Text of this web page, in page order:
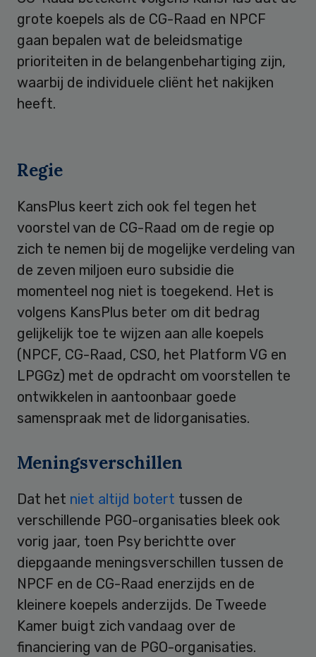
grote koepels als de CG-Raad en NPCF
gaan bepalen wat de beleidsmatige
prioriteiten in de belangenbehartiging zijn,
waarbij de individuele cliënt het nakijken
heeft.
Regie
KansPlus keert zich ook fel tegen het
voorstel van de CG-Raad om de regie op
zich te nemen bij de mogelijke verdeling van
de zeven miljoen euro subsidie die
momenteel nog niet is toegekend. Het is
volgens KansPlus beter om dit bedrag
gelijkelijk toe te wijzen aan alle koepels
(NPCF, CG-Raad, CSO, het Platform VG en
LPGGz) met de opdracht om voorstellen te
ontwikkelen in aantoonbaar goede
samenspraak met de lidorganisaties.
Meningsverschillen
Dat het niet altijd botert tussen de
verschillende PGO-organisaties bleek ook
vorig jaar, toen Psy berichtte over
diepgaande meningsverschillen tussen de
NPCF en de CG-Raad enerzijds en de
kleinere koepels anderzijds. De Tweede
Kamer buigt zich vandaag over de
financiering van de PGO-organisaties.